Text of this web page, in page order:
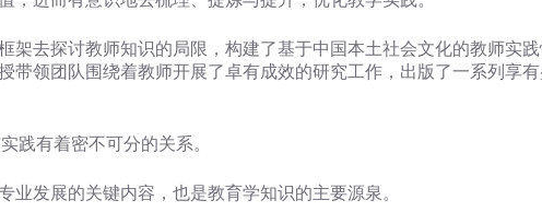
架去探讨教师知识的局限，构建了基于中国本土社会文化的教师实
带领团队围绕着教师开展了卓有成效的研究工作，出版了一系列享
践有着密不可分的关系。
发展的关键内容，也是教育学知识的主要源泉。